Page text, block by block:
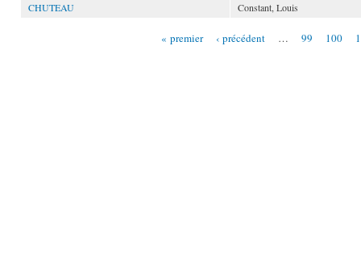
CHUTEAU
Constant, Louis
« premier ‹ précédent … 99 100